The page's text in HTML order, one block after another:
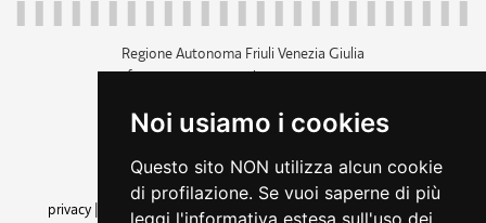
Noi usiamo i cookies
Questo sito NON utilizza alcun cookie
di profilazione. Se vuoi saperne di più
leggi l'informativa estesa sull'uso dei
Regione Autonoma Friuli Venezia Giulia
c.f. 80014930327; p.iva 00526040324
+39 040 3771111
amministrazione trasparente
privacy
cookie |note legali accessibilità
dichiarazione di